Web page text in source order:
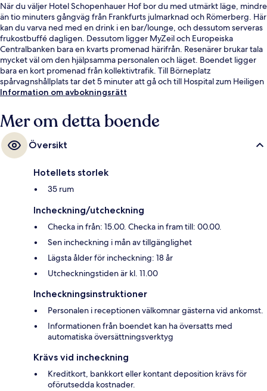
När du väljer Hotel Schopenhauer Hof bor du med utmärkt läge, mindre
än tio minuters gångväg från Frankfurts julmarknad och Römerberg. Här
kan du varva ned med en drink i en bar/lounge, och dessutom serveras
frukostbuffé dagligen. Dessutom ligger MyZeil och Europeiska
Centralbanken bara en kvarts promenad härifrån. Resenärer brukar tala
mycket väl om den hjälpsamma personalen och läget. Boendet ligger
bara en kort promenad från kollektivtrafik. Till Börneplatz
spårvagnshållplats tar det 5 minuter att gå och till Hospital zum Heiligen
Geist spårvagnshållplats är det 5 minuter.
Information om avbokningsrätt
Mer om detta boende
Översikt
Hotellets storlek
35 rum
Incheckning/utcheckning
Checka in från: 15.00. Checka in fram till: 00.00.
Sen incheckning i mån av tillgänglighet
Lägsta ålder för incheckning: 18 år
Utcheckningstiden är kl. 11.00
Incheckningsinstruktioner
Personalen i receptionen välkomnar gästerna vid ankomst.
Informationen från boendet kan ha översatts med
automatiska översättningsverktyg
Krävs vid incheckning
Kreditkort, bankkort eller kontant deposition krävs för
oförutsedda kostnader.